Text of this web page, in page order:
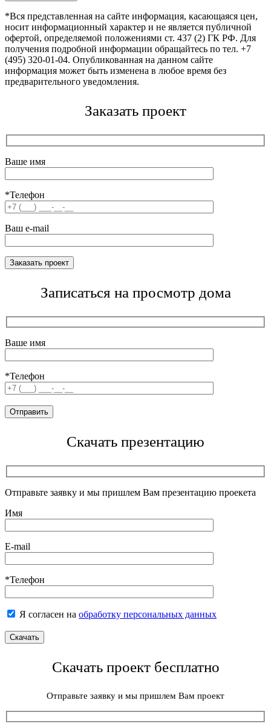
*Вся представленная на сайте информация, касающаяся цен,
носит информационный характер и не является публичной
офертой, определяемой положениями ст. 437 (2) ГК РФ. Для
получения подробной информации обращайтесь по тел. +7
(495) 320-01-04. Опубликованная на данном сайте
информация может быть изменена в любое время без
предварительного уведомления.
Заказать проект
Ваше имя
*Телефон
Ваш e-mail
Записаться на просмотр дома
Ваше имя
*Телефон
Скачать презентацию
Отправьте заявку и мы пришлем Вам презентацию проекета
Имя
E-mail
*Телефон
Я согласен на обработку персональных данных
Скачать проект бесплатно
Отправьте заявку и мы пришлем Вам проект